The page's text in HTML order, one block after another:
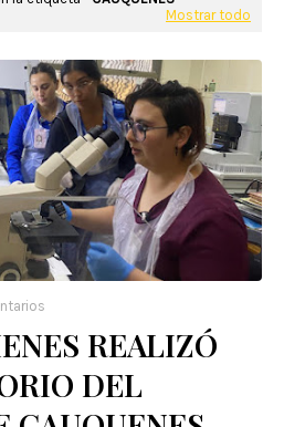
Mostrar todo
REALIZÓ
DEL